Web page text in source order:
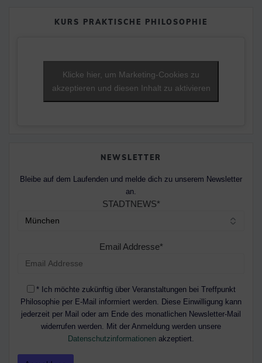
KURS PRAKTISCHE PHILOSOPHIE
Klicke hier, um Marketing-Cookies zu
akzeptieren und diesen Inhalt zu aktivieren
NEWSLETTER
Bleibe auf dem Laufenden und melde dich zu unserem Newsletter
an.
STADTNEWS*
Email Addresse*
* Ich möchte zukünftig über Veranstaltungen bei Treffpunkt
Philosophie per E-Mail informiert werden. Diese Einwilligung kann
jederzeit per Mail oder am Ende des monatlichen Newsletter-Mail
widerrufen werden. Mit der Anmeldung werden unsere
Datenschutzinformationen akzeptiert.